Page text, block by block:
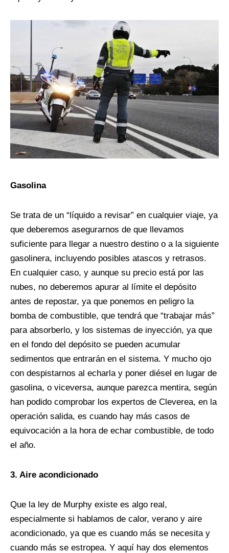
Gasolina
Se trata de un “líquido a revisar” en cualquier viaje, ya
que deberemos asegurarnos de que llevamos
suficiente para llegar a nuestro destino o a la siguiente
gasolinera, incluyendo posibles atascos y retrasos.
En cualquier caso, y aunque su precio está por las
nubes, no deberemos apurar al límite el depósito
antes de repostar, ya que ponemos en peligro la
bomba de combustible, que tendrá que “trabajar más”
para absorberlo, y los sistemas de inyección, ya que
en el fondo del depósito se pueden acumular
sedimentos que entrarán en el sistema. Y mucho ojo
con despistarnos al echarla y poner diésel en lugar de
gasolina, o viceversa, aunque parezca mentira, según
han podido comprobar los expertos de Cleverea, en la
operación salida, es cuando hay más casos de
equivocación a la hora de echar combustible, de todo
el año.
3. Aire acondicionado
Que la ley de Murphy existe es algo real,
especialmente si hablamos de calor, verano y aire
acondicionado, ya que es cuando más se necesita y
cuando más se estropea. Y aquí hay dos elementos